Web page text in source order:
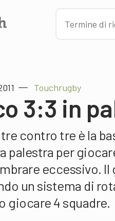
Touchrugby
3:3 in
contro tre è la
palestra per
eccessivo.
un sistema di
giocare 4 squadre.